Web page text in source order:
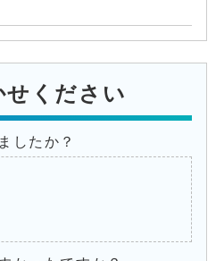
せください
したか？